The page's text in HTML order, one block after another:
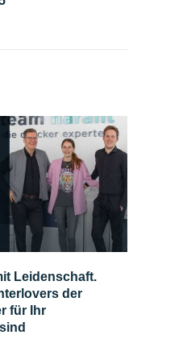
Leidenschaft.
der
für Ihr